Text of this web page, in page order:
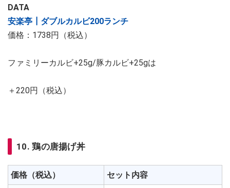
DATA
安楽亭┃ダブルカルビ200ランチ
価格：1738円（税込）
ファミリーカルビ+25g/豚カルビ+25gは
＋220円（税込）
10. 鶏の唐揚げ丼
価格（税込） セット内容